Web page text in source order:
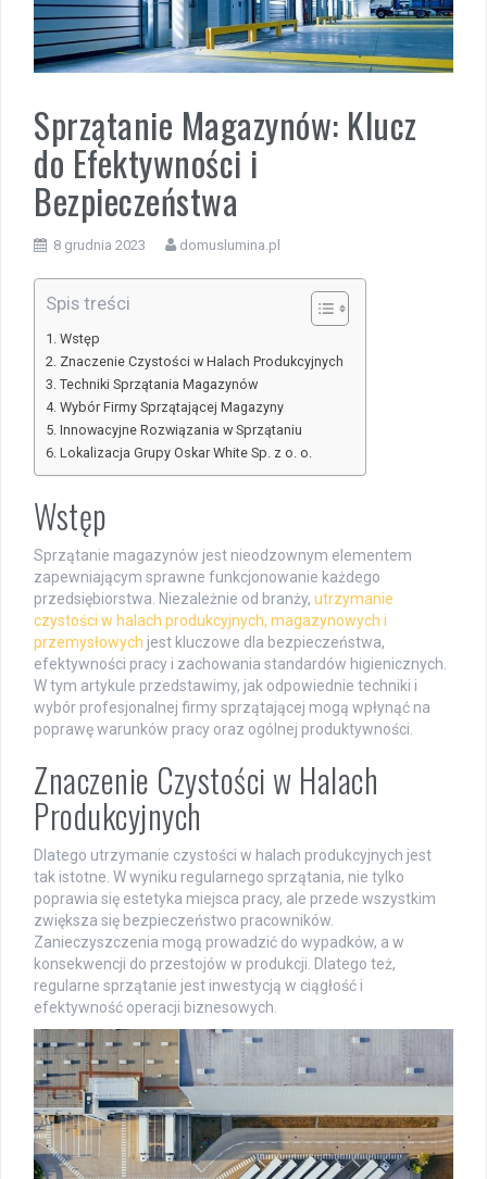
Sprzątanie Magazynów: Klucz
do Efektywności i
Bezpieczeństwa
8 grudnia 2023 domuslumina.pl
Spis treści
Wstęp
Znaczenie Czystości w Halach Produkcyjnych
Techniki Sprzątania Magazynów
Wybór Firmy Sprzątającej Magazyny
Innowacyjne Rozwiązania w Sprzątaniu
Lokalizacja Grupy Oskar White Sp. z o. o.
Wstęp
Sprzątanie magazynów jest nieodzownym elementem
zapewniającym sprawne funkcjonowanie każdego
przedsiębiorstwa. Niezależnie od branży, utrzymanie
czystości w halach produkcyjnych, magazynowych i
przemysłowych jest kluczowe dla bezpieczeństwa,
efektywności pracy i zachowania standardów higienicznych.
W tym artykule przedstawimy, jak odpowiednie techniki i
wybór profesjonalnej firmy sprzątającej mogą wpłynąć na
poprawę warunków pracy oraz ogólnej produktywności.
Znaczenie Czystości w Halach
Produkcyjnych
Dlatego utrzymanie czystości w halach produkcyjnych jest
tak istotne. W wyniku regularnego sprzątania, nie tylko
poprawia się estetyka miejsca pracy, ale przede wszystkim
zwiększa się bezpieczeństwo pracowników.
Zanieczyszczenia mogą prowadzić do wypadków, a w
konsekwencji do przestojów w produkcji. Dlatego też,
regularne sprzątanie jest inwestycją w ciągłość i
efektywność operacji biznesowych.